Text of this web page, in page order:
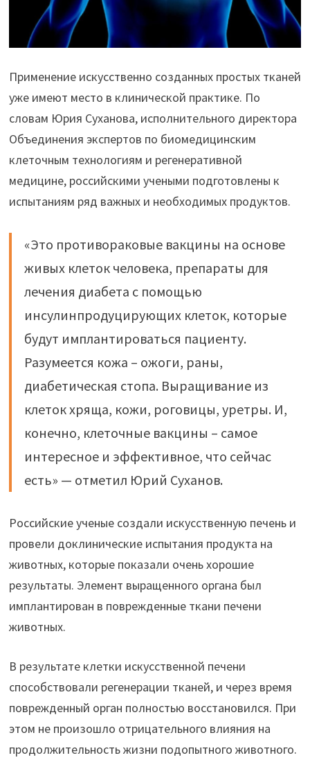
Применение искусственно созданных простых тканей
уже имеют место в клинической практике. По
словам Юрия Суханова, исполнительного директора
Объединения экспертов по биомедицинским
клеточным технологиям и регенеративной
медицине, российскими учеными подготовлены к
испытаниям ряд важных и необходимых продуктов.
«Это противораковые вакцины на основе
живых клеток человека, препараты для
лечения диабета с помощью
инсулинпродуцирующих клеток, которые
будут имплантироваться пациенту.
Разумеется кожа – ожоги, раны,
диабетическая стопа. Выращивание из
клеток хряща, кожи, роговицы, уретры. И,
конечно, клеточные вакцины – самое
интересное и эффективное, что сейчас
есть» — отметил Юрий Суханов.
Российские ученые создали искусственную печень и
провели доклинические испытания продукта на
животных, которые показали очень хорошие
результаты. Элемент выращенного органа был
имплантирован в поврежденные ткани печени
животных.
В результате клетки искусственной печени
способствовали регенерации тканей, и через время
поврежденный орган полностью восстановился. При
этом не произошло отрицательного влияния на
продолжительность жизни подопытного животного.